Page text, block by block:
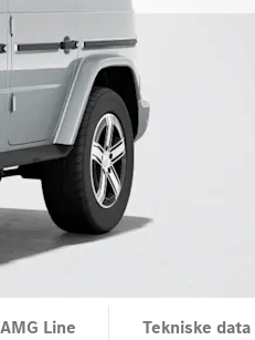
AMG Line Tekniske data